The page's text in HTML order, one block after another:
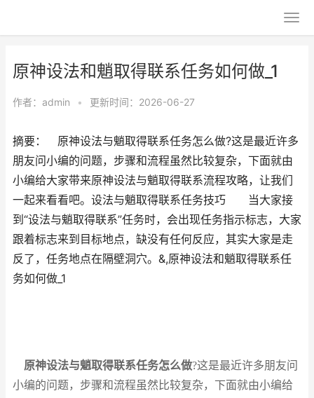
原神设法和魈取得联系任务如何做_1
作者： admin • 更新时间：2026-06-27
摘要： 原神设法与魈取得联系任务怎么做?这是最近许多
朋友问小编的问题，步骤和流程虽然比较复杂，下面就由
小编给大家带来原神设法与魈取得联系流程攻略，让我们
一起来看看吧。设法与魈取得联系任务技巧 当大家接
到“设法与魈取得联系”任务时，会出现任务指示标志，大家
跟着标志来到目标地点，缺没有任何反应，其实大家是走
反了，任务地点在隔壁洞穴。&,原神设法和魈取得联系任
务如何做_1
原神设法与魈取得联系任务怎么做?这是最近许多朋友问
小编的问题，步骤和流程虽然比较复杂，下面就由小编给